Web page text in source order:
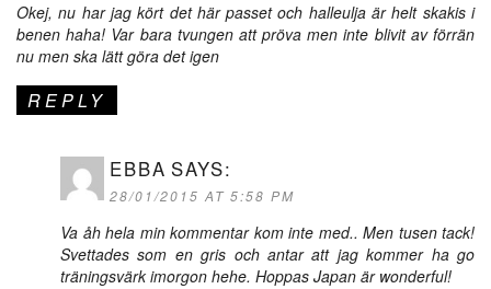
Okej, nu har jag kört det här passet och halleulja är helt skakis i
benen haha! Var bara tvungen att pröva men inte blivit av förrän
nu men ska lätt göra det igen
REPLY
EBBA SAYS:
28/01/2015 AT 5:58 PM
Va åh hela min kommentar kom inte med.. Men tusen tack!
Svettades som en gris och antar att jag kommer ha go
träningsvärk imorgon hehe. Hoppas Japan är wonderful!